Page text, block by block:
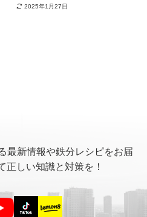
2025年1月27日
最新情報や鉄分レシピをお届
正しい知識と対策を！